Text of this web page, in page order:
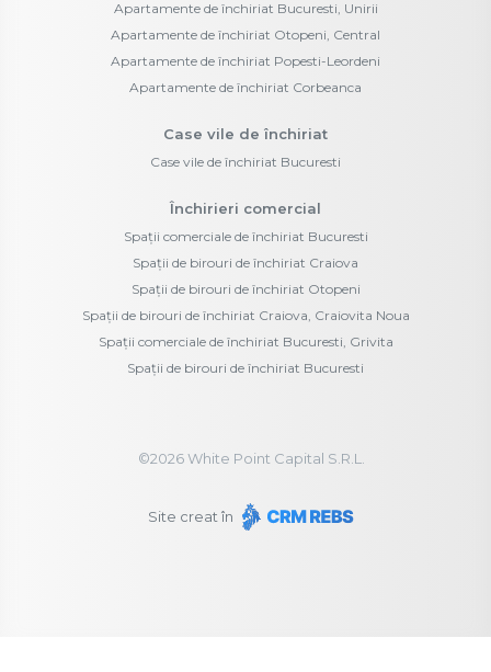
Apartamente de închiriat Bucuresti, Unirii
Apartamente de închiriat Otopeni, Central
Apartamente de închiriat Popesti-Leordeni
Apartamente de închiriat Corbeanca
Case vile de închiriat
Case vile de închiriat Bucuresti
Închirieri comercial
Spații comerciale de închiriat Bucuresti
Spații de birouri de închiriat Craiova
Spații de birouri de închiriat Otopeni
Spații de birouri de închiriat Craiova, Craiovita Noua
Spații comerciale de închiriat Bucuresti, Grivita
Spații de birouri de închiriat Bucuresti
©2026White Point Capital S.R.L.
Site creat în